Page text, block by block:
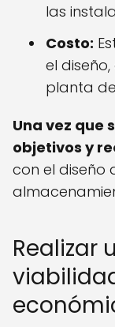
las
Costo:
el
planta
Una vez que
objetivos y
con el
Realizar